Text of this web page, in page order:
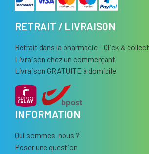
RETRAIT / LIVRAISON
Retrait dans la pharmacie - Click & collect
Livraison chez un commerçant
Livraison GRATUITE à domicile
INFORMATION
Qui sommes-nous ?
Poser une question